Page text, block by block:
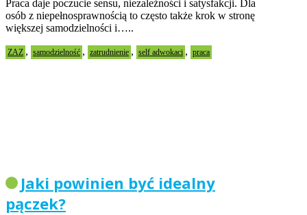
Praca daje poczucie sensu, niezależności i satysfakcji. Dla
osób z niepełnosprawnością to często także krok w stronę
większej samodzielności i…..
ZAZ , samodzielność , zatrudnienie , self adwokaci , praca
Jaki powinien być idealny
pączek?